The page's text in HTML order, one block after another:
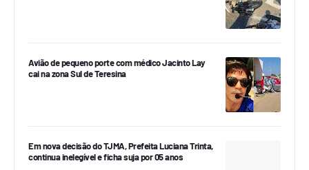
Avião de pequeno porte com médico Jacinto Lay
cai na zona Sul de Teresina
Em nova decisão do TJMA, Prefeita Luciana Trinta,
continua inelegível e ficha suja por 05 anos